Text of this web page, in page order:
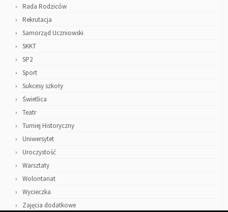
Rada Rodziców
Rekrutacja
Samorząd Uczniowski
SKKT
SP2
Sport
Sukcesy szkoły
Świetlica
Teatr
Turniej Historyczny
Uniwersytet
Uroczystość
Warsztaty
Wolontariat
Wycieczka
Zajęcia dodatkowe